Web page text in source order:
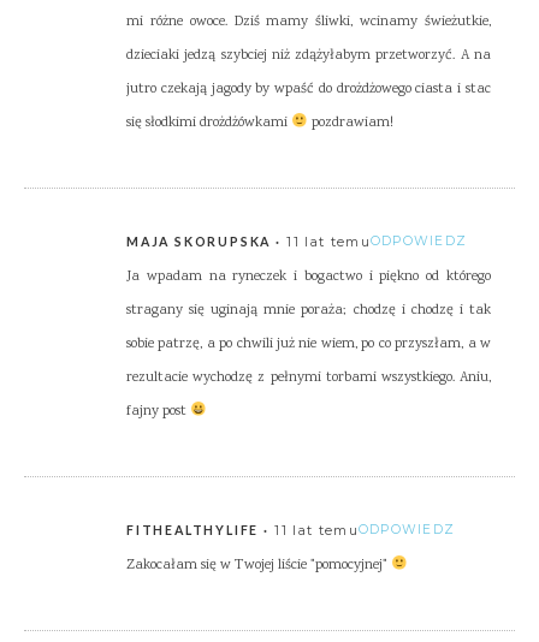
mi różne owoce. Dziś mamy śliwki, wcinamy świeżutkie,
dzieciaki jedzą szybciej niż zdążyłabym przetworzyć. A na
jutro czekają jagody by wpaść do drożdżowego ciasta i stac
się słodkimi drożdżówkami
pozdrawiam!
MAJA SKORUPSKA 11 lat temuODPOWIEDZ
Ja wpadam na ryneczek i bogactwo i piękno od którego
stragany się uginają mnie poraża; chodzę i chodzę i tak
sobie patrzę, a po chwili już nie wiem, po co przyszłam, a w
rezultacie wychodzę z pełnymi torbami wszystkiego. Aniu,
fajny post
FITHEALTHYLIFE 11 lat temuODPOWIEDZ
Zakocałam się w Twojej liście "pomocyjnej"